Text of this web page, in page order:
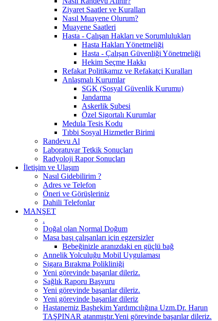
Ziyaret Saatler ve Kuralları
Nasıl Muayene Olurum?
Muayene Saatleri
Hasta - Çalışan Hakları ve Sorumlulukları
Hasta Hakları Yönetmeliği
Hasta - Çalışan Güvenliği Yönetmeliği
Hekim Seçme Hakkı
Refakat Politikamız ve Refakatçi Kuralları
Anlaşmalı Kurumlar
SGK (Sosyal Güvenlik Kurumu)
Jandarma
Askerlik Şubesi
Özel Sigortalı Kurumlar
Medula Tesis Kodu
Tıbbi Sosyal Hizmetler Birimi
Randevu Al
Laboratuvar Tetkik Sonuçları
Radyoloji Rapor Sonuçları
İletişim ve Ulaşım
Nasıl Gidebilirim ?
Adres ve Telefon
Öneri ve Görüşleriniz
Dahili Telefonlar
MANŞET
.
Doğal olan Normal Doğum
Masa başı çalışanları için egzersizler
Bebeğinizle aranızdaki en güçlü bağ
Annelik Yolculuğu Mobil Uygulaması
Sigara Bırakma Polikliniği
Yeni görevinde başarılar dileriz.
Sağlık Raporu Başvuru
Yeni görevinde başarılar dileriz.
Yeni görevinde başarılar dileriz
Hastanemiz Başhekim Yardımcılığına Uzm.Dr. Harun
TAŞPINAR atanmıştır.Yeni görevinde başarılar dileriz.